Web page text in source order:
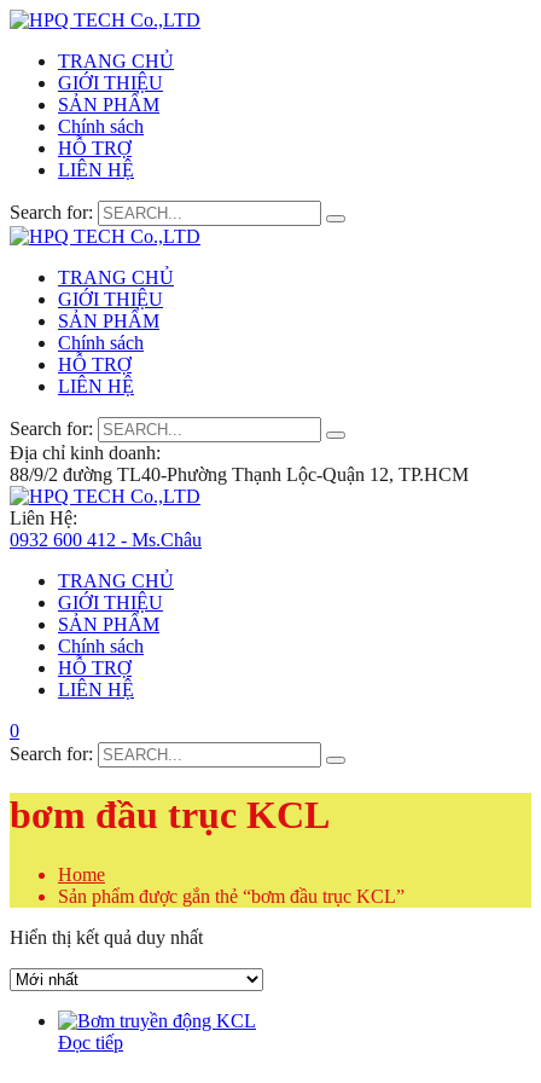
TRANG CHỦ
GIỚI THIỆU
SẢN PHẨM
Chính sách
HỖ TRỢ
LIÊN HỆ
Search for:
TRANG CHỦ
GIỚI THIỆU
SẢN PHẨM
Chính sách
HỖ TRỢ
LIÊN HỆ
Search for:
Địa chỉ kinh doanh:
88/9/2 đường TL40-Phường Thạnh Lộc-Quận 12, TP.HCM
Liên Hệ:
0932 600 412 - Ms.Châu
TRANG CHỦ
GIỚI THIỆU
SẢN PHẨM
Chính sách
HỖ TRỢ
LIÊN HỆ
0
Search for:
bơm đầu trục KCL
Home
Sản phẩm được gắn thẻ “bơm đầu trục KCL”
Hiển thị kết quả duy nhất
Đọc tiếp